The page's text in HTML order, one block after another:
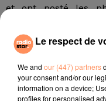
et ont posté les
Au bout de 30
commencé à se
place.Beaucoup ont
la colère est monté
Le respect de
We and our (447) partners
your consent and/or our
information on a device;
profiles for personalised